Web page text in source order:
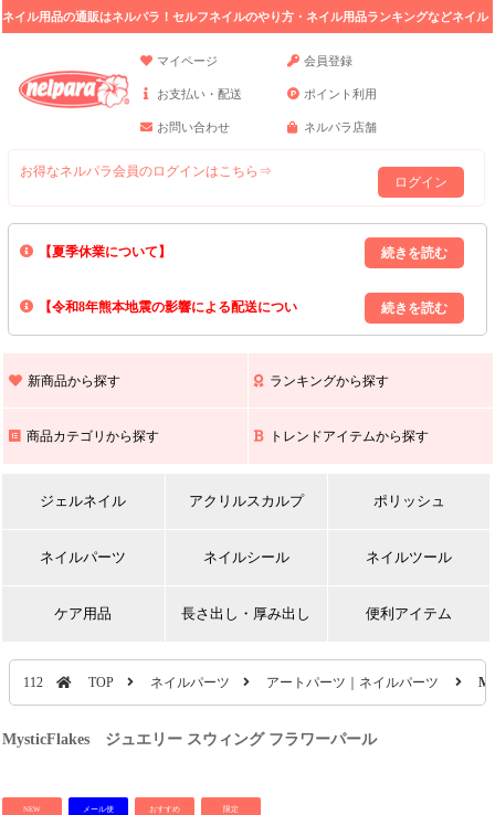
ネイル用品の通販はネルパラ！セルフネイルのやり方・ネイル用品ランキングなどネイル
マイページ
会員登録
お支払い・配送 ポイント利用
お問い合わせ ネルパラ店舗
お得なネルパラ会員のログインはこちら⇒
ログイン
【夏季休業について】
8/13(木)～8/16(日)の間｢出荷業務・お問い合わせ業務｣はお休みいたしま
上記期間中のご注文・お問い合わせは8/17(月)以降の対応となりますので
【令和8年熊本地震の影響による配送につい
また､ 九州全域でお荷物のお届けに遅延が生じております｡
新商品から探す ランキングから探す
商品カテゴリから探す トレンドアイテムから探す
ジェルネイル アクリルスカルプ ポリッシュ
ネイルパーツ ネイルシール ネイルツール
ケア用品 長さ出し・厚み出し 便利アイテム
112 TOP ネイルパーツ アートパーツ｜ネイルパーツ
MysticFlakes ジュエリー スウィング フラワーパール
NEW メール便 おすすめ 限定